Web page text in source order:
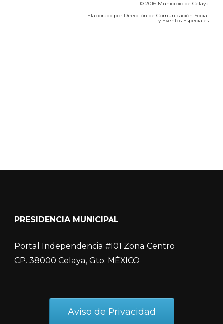
© 2016 Municipio de Celaya
Elaborado por Dirección de Comunicación Social
y Eventos Especiales
PRESIDENCIA MUNICIPAL
Portal Independencia #101 Zona Centro
CP. 38000 Celaya, Gto. MÉXICO
Aviso de Privacidad